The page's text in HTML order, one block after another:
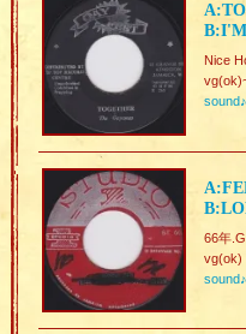
Nice
sound♪
66年
vg(ok)
sound♪